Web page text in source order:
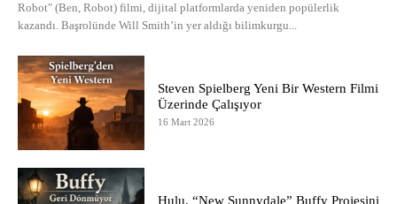
Robot" (Ben, Robot) filmi, dijital platformlarda yeniden popülerlik
kazandı. Başrolünde Will Smith’in yer aldığı bilimkurgu...
Steven Spielberg Yeni Bir Western Filmi
Üzerinde Çalışıyor
16 Mart 2026
Hulu, “New Sunnydale” Buffy Projesini